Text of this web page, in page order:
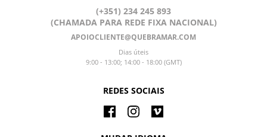
(+351) 234 245 893
(CHAMADA PARA REDE FIXA NACIONAL)
APOIOCLIENTE@QUEBRAMAR.COM
Dias úteis
9:00 - 13:00; 14:00 - 18:00 (GMT)
REDES SOCIAIS